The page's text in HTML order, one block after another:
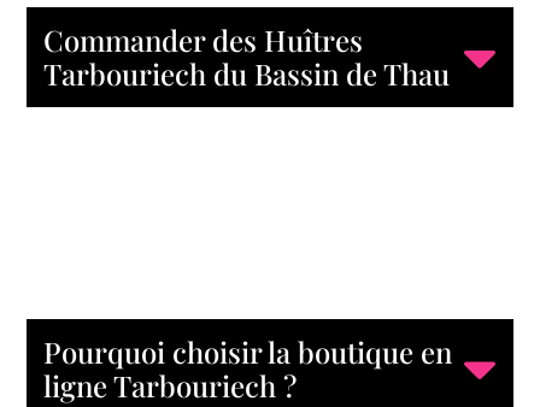
Commander des Huîtres
Tarbouriech du Bassin de Thau
Pourquoi choisir la boutique en
ligne Tarbouriech ?